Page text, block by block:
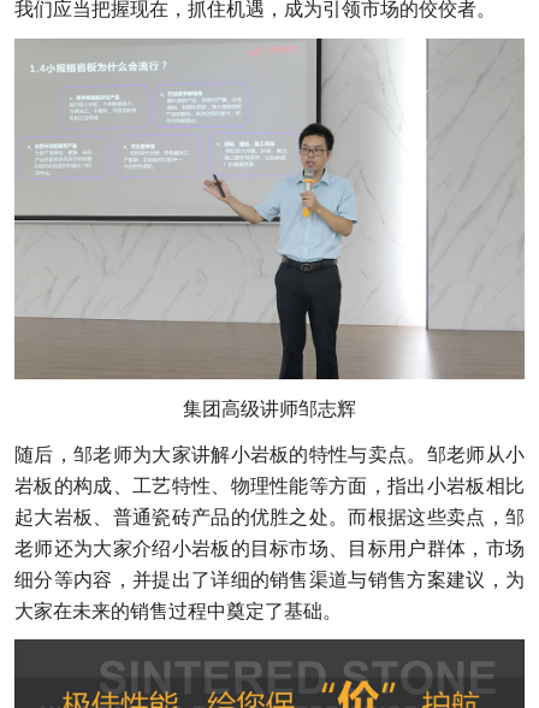
我们应当把握现在，抓住机遇，成为引领市场的佼佼者。
集团高级讲师邹志辉
随后，邹老师为大家讲解小岩板的特性与卖点。邹老师从小
岩板的构成、工艺特性、物理性能等方面，指出小岩板相比
起大岩板、普通瓷砖产品的优胜之处。而根据这些卖点，邹
老师还为大家介绍小岩板的目标市场、目标用户群体，市场
细分等内容，并提出了详细的销售渠道与销售方案建议，为
大家在未来的销售过程中奠定了基础。